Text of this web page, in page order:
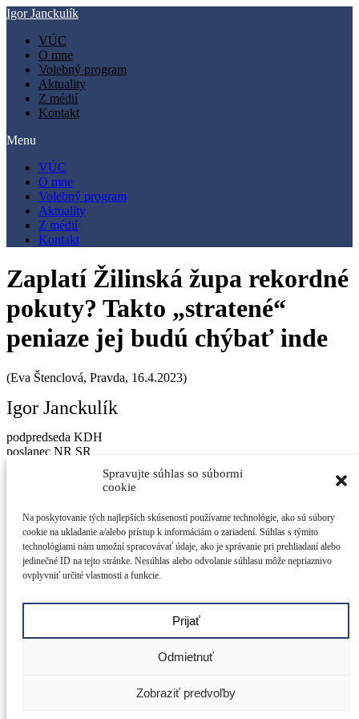
Spravujte súhlas so súbormi
cookie
Na poskytovanie tých najlepších skúseností používame technológie, ako sú súbory
cookie na ukladanie a/alebo prístup k informáciám o zariadení. Súhlas s týmito
technológiami nám umožní spracovávať údaje, ako je správanie pri prehliadaní alebo
jedinečné ID na tejto stránke. Nesúhlas alebo odvolanie súhlasu môže nepriaznivo
ovplyvniť určité vlastnosti a funkcie.
Prijať
Odmietnuť
Zobraziť predvoľby
Preskočiť
obsah
Igor Janckulík
VÚC
O mne
Volebný program
Aktuality
Z médií
Kontakt
Menu
VÚC
O mne
Volebný program
Aktuality
Z médií
Kontakt
Zaplatí Žilinská župa rekordné
pokuty? Takto „stratené“
peniaze jej budú chýbať inde
(Eva Štenclová, Pravda, 16.4.2023)
Igor Janckulík
podpredseda KDH
poslanec NR SR
© 2026 Igor Janckulík Vytvorili v
Adresa:
Igor Janckulík
Národná rada SR
Nám. Alexandra Dubčeka 1
812 80 Bratislava
E-mail:
igor.janckulik@nrsr.sk
Oravský záchranný systém